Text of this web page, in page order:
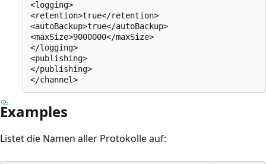
<logging>
<retention>true</retention>
<autoBackup>true</autoBackup>
<maxSize>9000000</maxSize>
</logging>
<publishing>
</publishing>
Examples
Listet die Namen aller Protokolle auf: